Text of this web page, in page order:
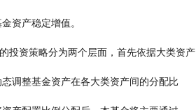
选，力求基金资产稳定增值。
基金的投资策略分为两个层面，首先依据大类资产
配置策略动态调整基金资产在各大类资产间的分配比